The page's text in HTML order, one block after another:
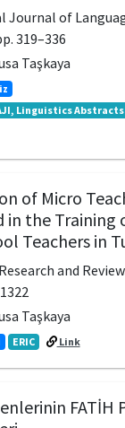
Journal of
319–336
Taşkaya
Linguistics
of Micro
in the Training
Teachers in
and
Taşkaya
ERIC Link
FATİH